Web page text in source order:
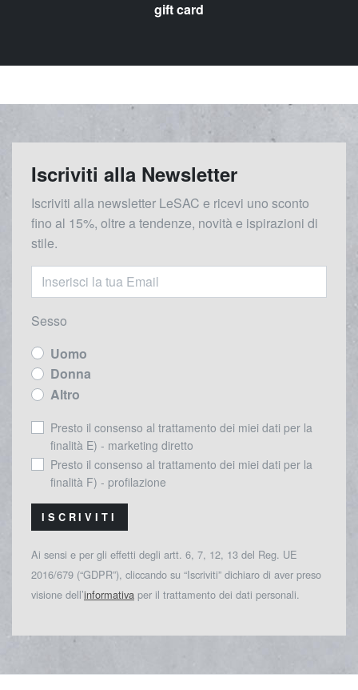
gift card
Iscriviti alla Newsletter
Iscriviti alla newsletter LeSAC e ricevi uno sconto
fino al 15%, oltre a tendenze, novità e ispirazioni di
stile.
Sesso
Uomo
Donna
Altro
Presto il consenso al trattamento dei miei dati per la
finalità E) - marketing diretto
Presto il consenso al trattamento dei miei dati per la
finalità F) - profilazione
ISCRIVITI
Ai sensi e per gli effetti degli artt. 6, 7, 12, 13 del Reg. UE
2016/679 (“GDPR”), cliccando su “Iscriviti” dichiaro di aver preso
visione dell’informativa per il trattamento dei dati personali.